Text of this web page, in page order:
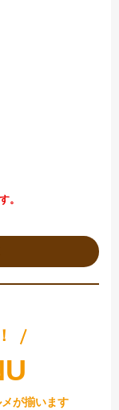
。
が揃います